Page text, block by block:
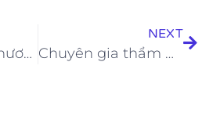
Hoa hậu Mai Phương xinh đẹp tại tiệc kỷ niệm 15 năm thành lập Dr.Hải Lê
NEXT
Chuyên gia thẩm mỹ DaVinci chia sẻ mọi điều cần biết khi tạo hình cằm thiên nga